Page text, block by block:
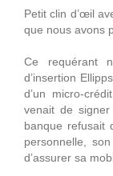
Petit clin d’œil
que nous avons
Ce requérant
d’insertion
d’un micro-
venait de
banque refusait
personnelle,
d’assurer sa